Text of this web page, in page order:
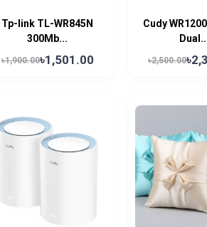
Tp-link TL-WR845N
300Mb...
৳1,900.00৳1,501.00
Cudy
৳2,500.00